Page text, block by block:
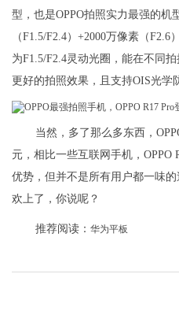
型，也是OPPO拍照实力最强的机
（F1.5/F2.4）+2000万像素（
为F1.5/F2.4灵动光圈，能在不同
更好的拍照效果，且支持OIS光学
当然，多了那么多东西，
元，相比一些互联网手机，OPPO
优势，但并不是所有用户都一味
欢上了，你说呢？
推荐阅读： 华为平板